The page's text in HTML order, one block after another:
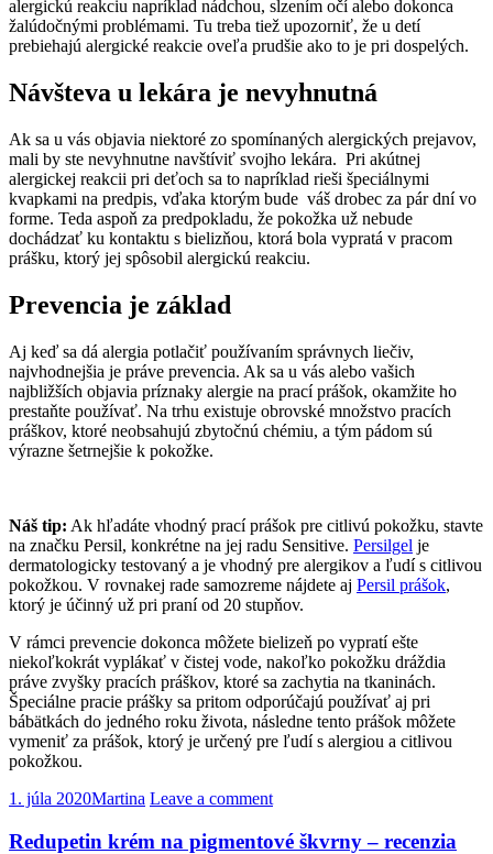
alergickú reakciu napríklad nádchou, slzením očí alebo dokonca
žalúdočnými problémami. Tu treba tiež upozorniť, že u detí
prebiehajú alergické reakcie oveľa prudšie ako to je pri dospelých.
Návšteva u lekára je nevyhnutná
Ak sa u vás objavia niektoré zo spomínaných alergických prejavov,
mali by ste nevyhnutne navštíviť svojho lekára. Pri akútnej
alergickej reakcii pri deťoch sa to napríklad rieši špeciálnymi
kvapkami na predpis, vďaka ktorým bude váš drobec za pár dní vo
forme. Teda aspoň za predpokladu, že pokožka už nebude
dochádzať ku kontaktu s bielizňou, ktorá bola vypratá v pracom
prášku, ktorý jej spôsobil alergickú reakciu.
Prevencia je základ
Aj keď sa dá alergia potlačiť používaním správnych liečiv,
najvhodnejšia je práve prevencia. Ak sa u vás alebo vašich
najbližších objavia príznaky alergie na prací prášok, okamžite ho
prestaňte používať. Na trhu existuje obrovské množstvo pracích
práškov, ktoré neobsahujú zbytočnú chémiu, a tým pádom sú
výrazne šetrnejšie k pokožke.
Náš tip: Ak hľadáte vhodný prací prášok pre citlivú pokožku, stavte
na značku Persil, konkrétne na jej radu Sensitive. Persilgel je
dermatologicky testovaný a je vhodný pre alergikov a ľudí s citlivou
pokožkou. V rovnakej rade samozreme nájdete aj Persil prášok,
ktorý je účinný už pri praní od 20 stupňov.
V rámci prevencie dokonca môžete bielizeň po vypratí ešte
niekoľkokrát vyplákať v čistej vode, nakoľko pokožku dráždia
práve zvyšky pracích práškov, ktoré sa zachytia na tkaninách.
Špeciálne pracie prášky sa pritom odporúčajú používať aj pri
bábätkách do jedného roku života, následne tento prášok môžete
vymeniť za prášok, ktorý je určený pre ľudí s alergiou a citlivou
pokožkou.
1. júla 2020Martina Leave a comment
Redupetin krém na pigmentové škvrny – recenzia